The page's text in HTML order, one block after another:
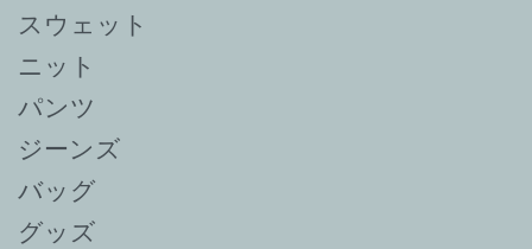
スウェット
ニット
パンツ
ジーンズ
バッグ
グッズ